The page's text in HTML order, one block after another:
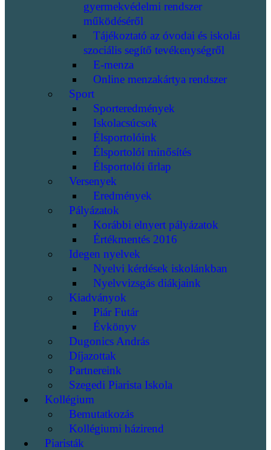
gyermekvédelmi rendszer
működéséről
Tájékoztató az óvodai és iskolai
szociális segítő tevékenységről
E-menza
Online menzakártya rendszer
Sport
Sporteredmények
Iskolacsúcsok
Élsportolóink
Élsportolói minősítés
Élsportolói űrlap
Versenyek
Eredmények
Pályázatok
Korábbi elnyert pályázatok
Értékmentés 2016
Idegen nyelvek
Nyelvi kérdések iskolánkban
Nyelvvizsgás diákjaink
Kiadványok
Piár Futár
Évkönyv
Dugonics András
Díjazottak
Partnereink
Szegedi Piarista Iskola
Kollégium
Bemutatkozás
Kollégiumi házirend
Piaristák